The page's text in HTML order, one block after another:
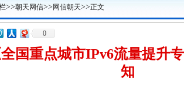
>>朝天网信>>网信朝天>>正文
0
国重点城市IPv6流量提升
知